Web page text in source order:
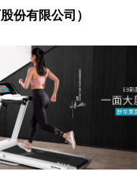
份有限公司）